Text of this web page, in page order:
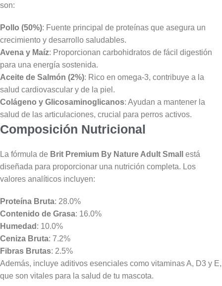
son:
Pollo (50%): Fuente principal de proteínas que asegura un
crecimiento y desarrollo saludables.
Avena y Maíz: Proporcionan carbohidratos de fácil digestión
para una energía sostenida.
Aceite de Salmón (2%): Rico en omega-3, contribuye a la
salud cardiovascular y de la piel.
Colágeno y Glicosaminoglicanos: Ayudan a mantener la
salud de las articulaciones, crucial para perros activos.
Composición Nutricional
La fórmula de Brit Premium By Nature Adult Small
está
diseñada para proporcionar una nutrición completa. Los
valores analíticos incluyen:
Proteína Bruta: 28.0%
Contenido de Grasa: 16.0%
Humedad : 10.0%
Ceniza Bruta: 7.2%
Fibras Brutas: 2.5%
Además, incluye aditivos esenciales como vitaminas A, D3 y E,
que son vitales para la salud de tu mascota.